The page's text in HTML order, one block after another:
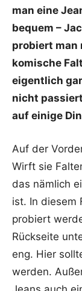
man eine
bequem –
probiert man
komische
eigentlich
nicht
auf einige
Auf der
Wirft sie
das nämlich
ist. In diesem
probiert
Rückseite
eng. Hier
werden.